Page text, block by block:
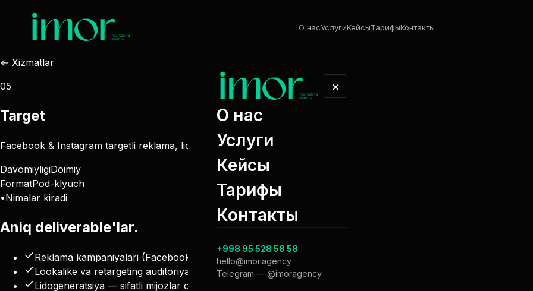
О насУслугиКейсыТарифыКонтакты
×
О нас
Услуги
Кейсы
Тарифы
Контакты
+998 95 528 58 58
hello@imor.agency
Telegram — @imoragency
← Xizmatlar
05
Target
Facebook & Instagram targetli reklama, lidogeneratsiya va optimizatsiya.
DavomiyligiDoimiy
FormatPod-klyuch
•Nimalar kiradi
Aniq deliverable'lar.
Reklama kampaniyalari (Facebook & Instagram)
Lookalike va retargeting auditoriyalar
Lidogeneratsiya — sifatli mijozlar oqimi